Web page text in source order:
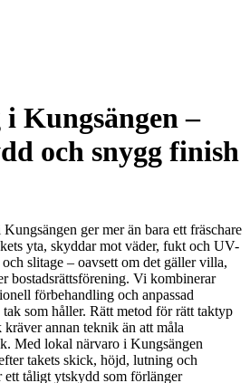
Kungsängen –
och snygg finish
ger mer än bara ett fräschare
yta, skyddar mot väder, fukt och UV-
slitage – oavsett om det gäller villa,
bostadsrättsförening. Vi kombinerar
förbehandling och anpassad
som håller. Rätt metod för rätt taktyp
annan teknik än att måla
Med lokal närvaro i Kungsängen
takets skick, höjd, lutning och
tåligt ytskydd som förlänger